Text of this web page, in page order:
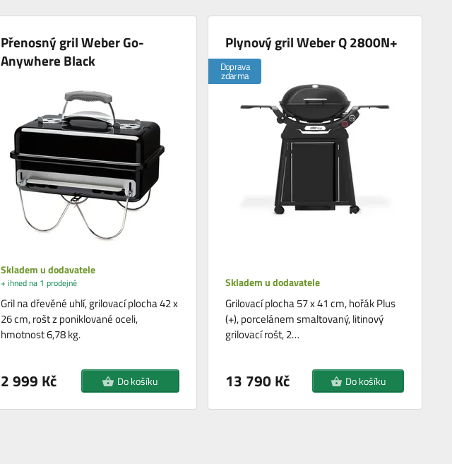
Přenosný gril Weber Go-
Anywhere Black
Skladem u dodavatele
+ ihned na 1 prodejně
Gril na dřevěné uhlí, grilovací plocha 42 x
26 cm, rošt z poniklované oceli,
hmotnost 6,78 kg.
2 999 Kč Do košíku
Plynový gril Weber Q 2800N+
Doprava
zdarma
Skladem u dodavatele
Grilovací plocha 57 x 41 cm, hořák Plus
(+), porcelánem smaltovaný, litinový
grilovací rošt, 2…
13 790 Kč Do košíku